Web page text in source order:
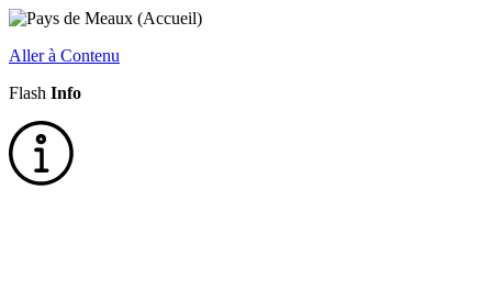
Aller à Contenu
Flash Info